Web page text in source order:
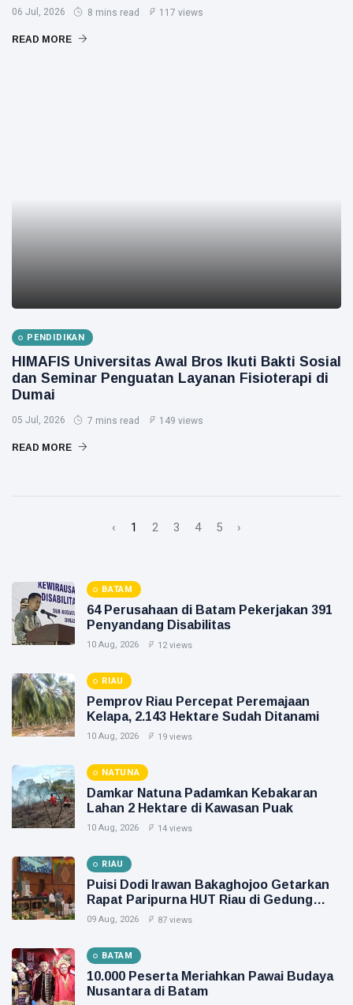
06 Jul, 2026 8 mins read 117 views
READ MORE
PENDIDIKAN
HIMAFIS Universitas Awal Bros Ikuti Bakti Sosial
dan Seminar Penguatan Layanan Fisioterapi di
Dumai
05 Jul, 2026 7 mins read 149 views
READ MORE
‹ 1 2 3 4 5 ›
BATAM
64 Perusahaan di Batam Pekerjakan 391
Penyandang Disabilitas
10 Aug, 2026 12 views
RIAU
Pemprov Riau Percepat Peremajaan
Kelapa, 2.143 Hektare Sudah Ditanami
10 Aug, 2026 19 views
NATUNA
Damkar Natuna Padamkan Kebakaran
Lahan 2 Hektare di Kawasan Puak
10 Aug, 2026 14 views
RIAU
Puisi Dodi Irawan Bakaghojoo Getarkan
Rapat Paripurna HUT Riau di Gedung
DPRD
09 Aug, 2026 87 views
BATAM
10.000 Peserta Meriahkan Pawai Budaya
Nusantara di Batam